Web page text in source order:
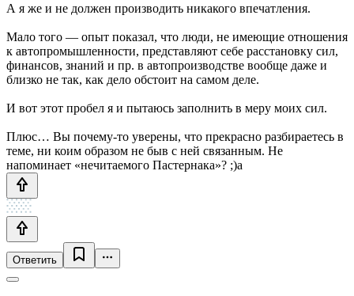
А я же и не должен производить никакого впечатления.
Мало того — опыт показал, что люди, не имеющие отношения
к автопромышленности, представляют себе расстановку сил,
финансов, знаний и пр. в автопроизводстве вообще даже и
близко не так, как дело обстоит на самом деле.
И вот этот пробел я и пытаюсь заполнить в меру моих сил.
Плюс… Вы почему-то уверены, что прекрасно разбираетесь в
теме, ни коим образом не быв с ней связанным. Не
напоминает «нечитаемого Пастернака»? ;)а
Ответить